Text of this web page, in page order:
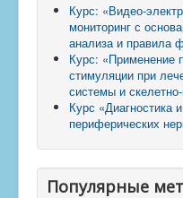
Курс: «Видео-
мониторинг с
анализа и правила
Курс: «Применение
стимуляции при
системы и
Курс «Диагностика
периферических
Популярные